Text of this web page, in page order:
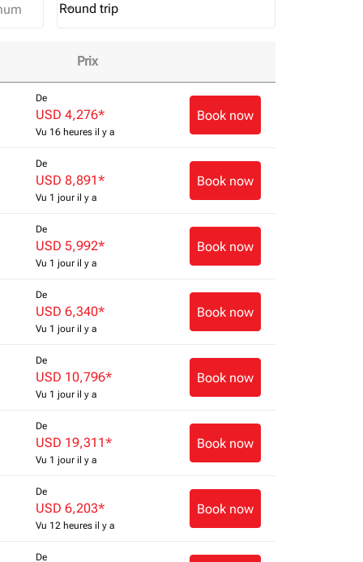
Journey Types option Round trip Selected
Round trip
keyboard_arrow_down
Prix
De
USD 4,276*
Vu 16 heures il y a
Book now
De
USD 8,891*
Vu 1 jour il y a
Book now
De
USD 5,992*
Vu 1 jour il y a
Book now
De
USD 6,340*
Vu 1 jour il y a
Book now
De
USD 10,796*
Vu 1 jour il y a
Book now
De
USD 19,311*
Vu 1 jour il y a
Book now
De
USD 6,203*
Vu 12 heures il y a
Book now
De